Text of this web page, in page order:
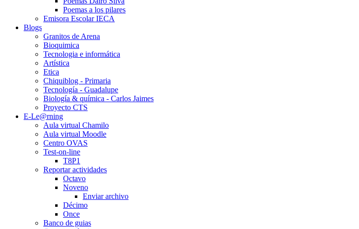
Poemas a los pilares
Emisora Escolar IECA
Blogs
Granitos de Arena
Bioquimica
Tecnologia e informática
Artística
Etica
Chiquiblog - Primaria
Tecnología - Guadalupe
Biología & química - Carlos Jaimes
Proyecto CTS
E-Le@rning
Aula virtual Chamilo
Aula virtual Moodle
Centro OVAS
Test-on-line
T8P1
Reportar actividades
Octavo
Noveno
Enviar archivo
Décimo
Once
Banco de guias